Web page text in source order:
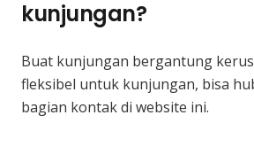
kunjungan?
Buat kunjungan bergantung
fleksibel untuk kunjungan, bisa
bagian kontak di website ini.